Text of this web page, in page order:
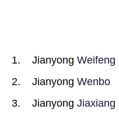
Jianyong Weifeng
Jianyong Wenbo
Jianyong Jiaxiang